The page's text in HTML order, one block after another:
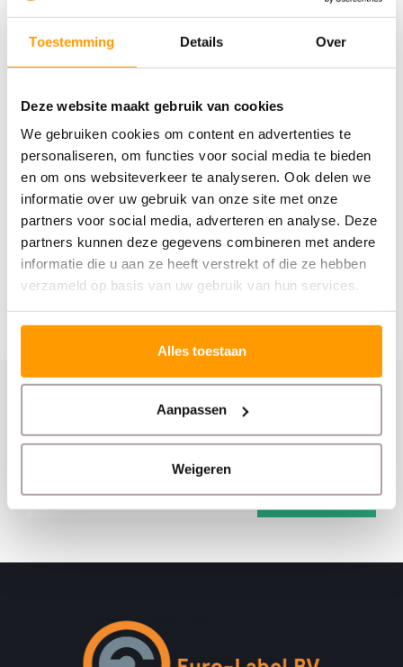
Toestemming Details Over
Deze website maakt gebruik van cookies
We gebruiken cookies om content en advertenties te
personaliseren, om functies voor social media te bieden
en om ons websiteverkeer te analyseren. Ook delen we
informatie over uw gebruik van onze site met onze
partners voor social media, adverteren en analyse. Deze
partners kunnen deze gegevens combineren met andere
informatie die u aan ze heeft verstrekt of die ze hebben
verzameld op basis van uw gebruik van hun services.
Alles toestaan
Aanpassen
Weigeren
ZEBRA
ZT220/ZT230 (203
dpi)
€358,00
ZEBRA
voor ZT220 - ZT230
€55,00
Schrijf je hier in voor onze nieuwsbrief
Ontvang onze nieuwste aanbiedingen en
Abonneer